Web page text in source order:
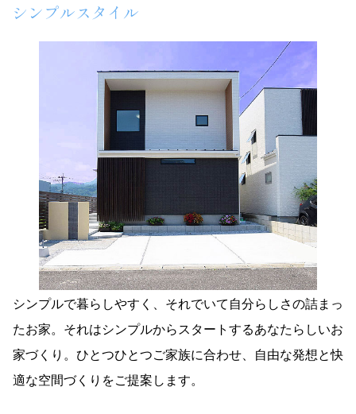
シンプルスタイル
シンプルで暮らしやすく、それでいて自分らしさの詰まっ
たお家。それはシンプルからスタートするあなたらしいお
家づくり。ひとつひとつご家族に合わせ、自由な発想と快
適な空間づくりをご提案します。